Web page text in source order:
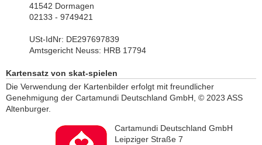
41542 Dormagen
02133 - 9749421
USt-IdNr: DE297697839
Amtsgericht Neuss: HRB 17794
Kartensatz von skat-spielen
Die Verwendung der Kartenbilder erfolgt mit freundlicher
Genehmigung der Cartamundi Deutschland GmbH, © 2023 ASS
Altenburger.
Cartamundi Deutschland GmbH
Leipziger Straße 7